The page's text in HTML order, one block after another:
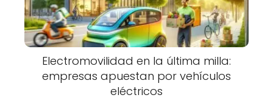
Electromovilidad en la última milla:
empresas apuestan por vehículos
eléctricos